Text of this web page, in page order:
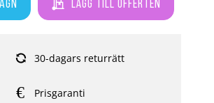
Lägg till offerten
30-dagars returrätt
Prisgaranti